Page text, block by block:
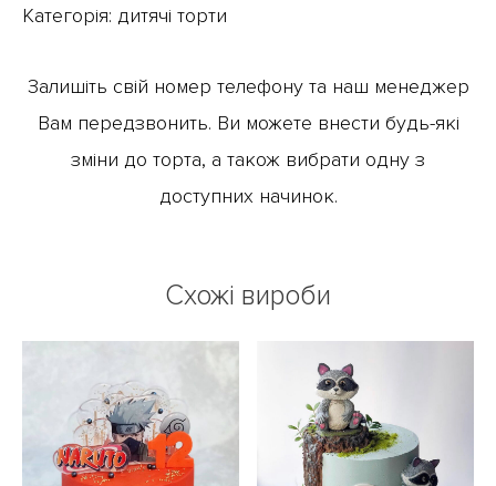
Категорія: дитячі торти
Залишіть свій номер телефону та наш менеджер
Вам передзвонить. Ви можете внести будь-які
зміни до торта, а також вибрати одну з
доступних начинок.
Схожі вироби